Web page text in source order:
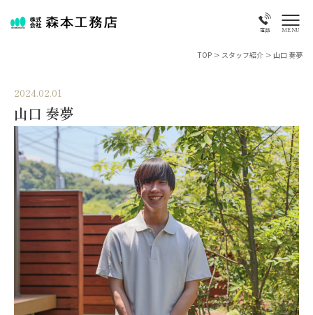
電話 MENU
TOP > スタッフ紹介 > 山口 奏夢
2024.02.01
山口 奏夢